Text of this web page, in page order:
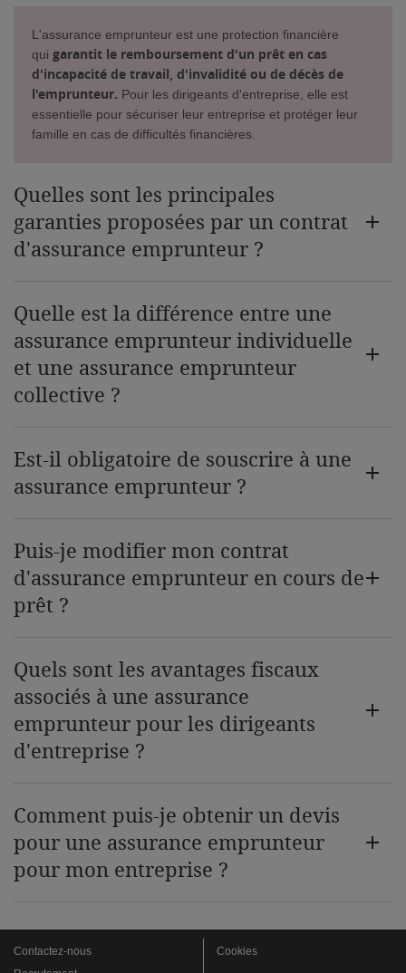
L'assurance emprunteur est une protection financière
qui garantit le remboursement d'un prêt en cas
d'incapacité de travail, d'invalidité ou de décès de
l'emprunteur. Pour les dirigeants d'entreprise, elle est
essentielle pour sécuriser leur entreprise et protéger leur
famille en cas de difficultés financières.
Quelles sont les principales
garanties proposées par un contrat
d'assurance emprunteur ?
Quelle est la différence entre une
assurance emprunteur individuelle
et une assurance emprunteur
collective ?
Est-il obligatoire de souscrire à une
assurance emprunteur ?
Puis-je modifier mon contrat
d'assurance emprunteur en cours de
prêt ?
Quels sont les avantages fiscaux
associés à une assurance
emprunteur pour les dirigeants
d'entreprise ?
Comment puis-je obtenir un devis
pour une assurance emprunteur
pour mon entreprise ?
Contactez-nous
Cookies